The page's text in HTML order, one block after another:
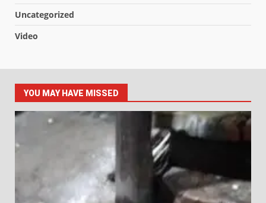
Uncategorized
Video
YOU MAY HAVE MISSED